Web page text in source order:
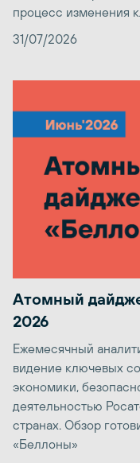
процесс изменения
31/07/2026
Атомный
2026
Ежемесячный
видение ключевых
экономики,
деятельностью
странах. Обзор
«Беллоны»